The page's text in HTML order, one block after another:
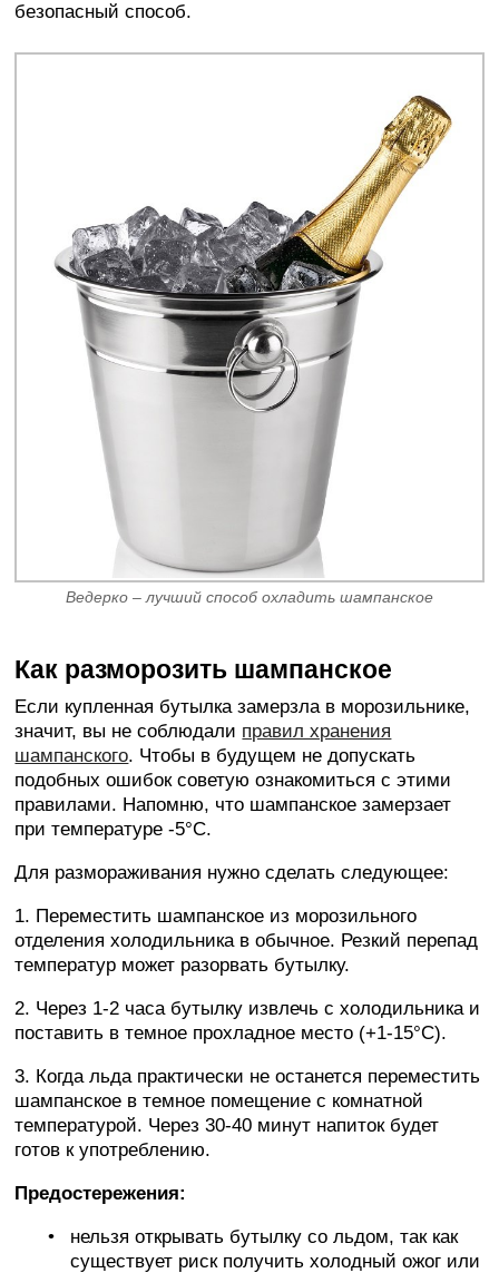
безопасный способ.
Ведерко – лучший способ охладить шампанское
Как разморозить шампанское
Если купленная бутылка замерзла в морозильнике,
значит, вы не соблюдали правил хранения
шампанского. Чтобы в будущем не допускать
подобных ошибок советую ознакомиться с этими
правилами. Напомню, что шампанское замерзает
при температуре -5°C.
Для размораживания нужно сделать следующее:
1. Переместить шампанское из морозильного
отделения холодильника в обычное. Резкий перепад
температур может разорвать бутылку.
2. Через 1-2 часа бутылку извлечь с холодильника и
поставить в темное прохладное место (+1-15°C).
3. Когда льда практически не останется переместить
шампанское в темное помещение с комнатной
температурой. Через 30-40 минут напиток будет
готов к употреблению.
Предостережения:
нельзя открывать бутылку со льдом, так как
существует риск получить холодный ожог или